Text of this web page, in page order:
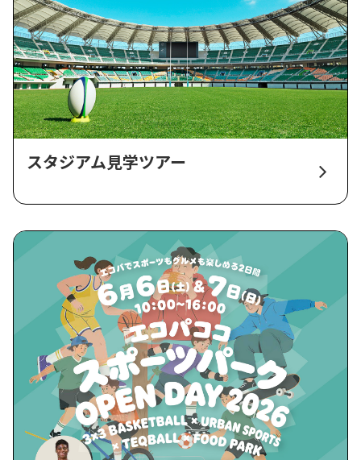
スタジアム見学ツアー